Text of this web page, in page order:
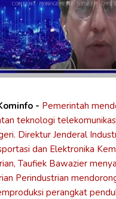
- Pemerintah
teknologi
Direktur Jenderal
dan Elektronika
Taufiek Bawazier
Perindustrian
perangkat